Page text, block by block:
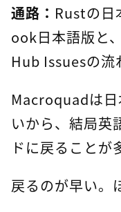
通路： Rustの日
ook日本語版と
Hub Issuesの流
Macroquadは
いから、結局英
ドに戻ることが
戻るのが早い。